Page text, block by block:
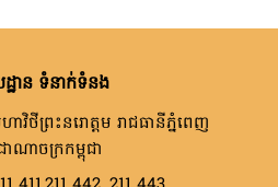
ឋាន ទំនាក់ទំនង
ាវិថីព្រះនរោត្តម រាជធានីភ្នំពេញ
ាណាចក្រកម្ពុជា